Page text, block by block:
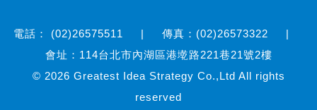
電話： (02)26575511 | 傳真：(02)26573322 |
會址：114台北市內湖區港墘路221巷21號2樓
© 2026 Greatest Idea Strategy Co.,Ltd All rights
reserved